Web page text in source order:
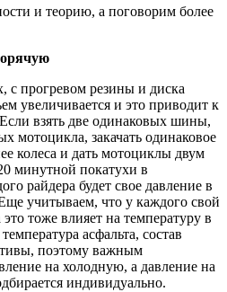
и теорию, а поговорим более
с прогревом резины и диска
увеличивается и это приводит к
взять две одинаковых шины,
мотоцикла, закачать одинаковое
колеса и дать мотоциклы двум
минутной покатухи в
райдера будет свое давление в
учитываем, что у каждого свой
тоже влияет на температуру в
асфальта, состав
поэтому важным
на холодную, а давление на
индивидуально.